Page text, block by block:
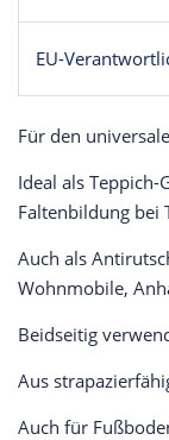
EU-
Für den
Ideal als
Faltenbildung bei
Auch als
Wohnmobile,
Beidseitig
Aus
Auch für